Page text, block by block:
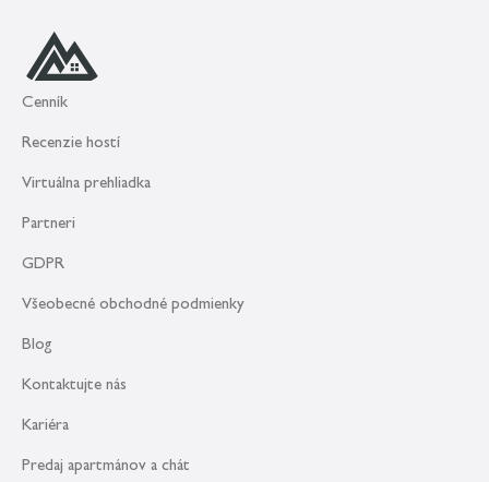
Cenník
Recenzie hostí
Virtuálna prehliadka
Partneri
GDPR
Všeobecné obchodné podmienky
Blog
Kontaktujte nás
Kariéra
Predaj apartmánov a chát